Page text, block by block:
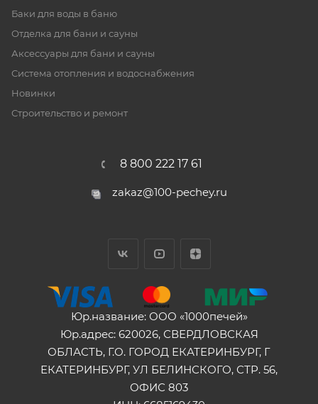
Баки для воды в баню
Отделка для бани и сауны
Аксессуары для бани и сауны
Система отопления и водоснабжения
Новинки
Строительство и ремонт
8 800 222 17 61
zakaz@100-pechey.ru
Юр.название: ООО «1000печей»
Юр.адрес: 620026, СВЕРДЛОВСКАЯ
ОБЛАСТЬ, Г.О. ГОРОД ЕКАТЕРИНБУРГ, Г
ЕКАТЕРИНБУРГ, УЛ БЕЛИНСКОГО, СТР. 56,
ОФИС 803